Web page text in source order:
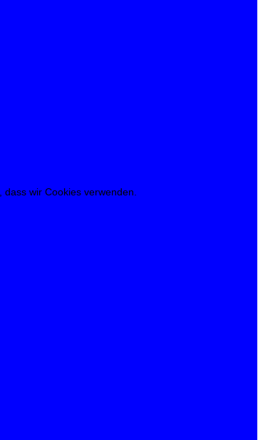
wir Cookies verwenden.